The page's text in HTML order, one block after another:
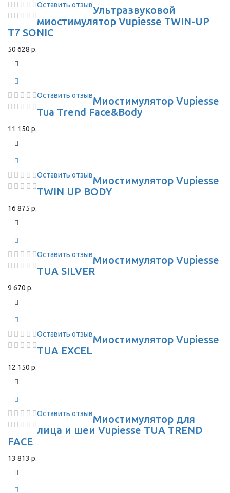
Оставить отзывУльтразвуковой
миостимулятор Vupiesse TWIN-UP
T7 SONIC
50 628 р.
Оставить отзывМиостимулятор Vupiesse
Tua Trend Face&Body
11 150 р.
Оставить отзывМиостимулятор Vupiesse
TWIN UP BODY
16 875 р.
Оставить отзывМиостимулятор Vupiesse
TUA SILVER
9 670 р.
Оставить отзывМиостимулятор Vupiesse
TUA EXCEL
12 150 р.
Оставить отзывМиостимулятор для
лица и шеи Vupiesse TUA TREND
FACE
13 813 р.